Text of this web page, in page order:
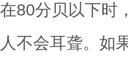
在80分贝以下时
人不会耳聋。如